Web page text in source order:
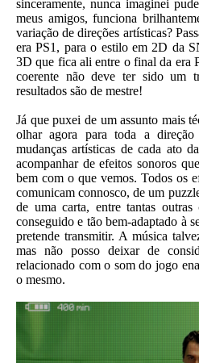
sinceramente, nunca imaginei
meus amigos, funciona
variação de direções artísticas?
era PS1, para o estilo em 2D da
3D que fica ali entre o final da era
coerente não deve ter sido um
resultados são de mestre!
Já que puxei de um assunto mais
olhar agora para toda a direção
mudanças artísticas de cada ato
acompanhar de efeitos sonoros
bem com o que vemos. Todos os
comunicam connosco, de um
de uma carta, entre tantas
conseguido e tão bem-adaptado à
pretende transmitir. A música
mas não posso deixar de
relacionado com o som do jogo
o mesmo.